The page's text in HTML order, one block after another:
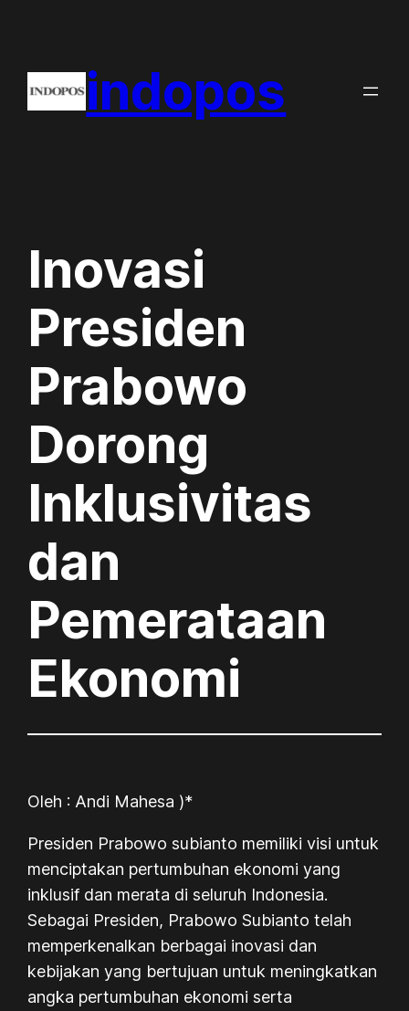
content
indopos
Inovasi
Presiden
Prabowo
Dorong
Inklusivitas
dan
Pemerataan
Ekonomi
Oleh : Andi Mahesa )*
Presiden Prabowo subianto memiliki visi untuk
menciptakan pertumbuhan ekonomi yang
inklusif dan merata di seluruh Indonesia.
Sebagai Presiden, Prabowo Subianto telah
memperkenalkan berbagai inovasi dan
kebijakan yang bertujuan untuk meningkatkan
angka pertumbuhan ekonomi serta